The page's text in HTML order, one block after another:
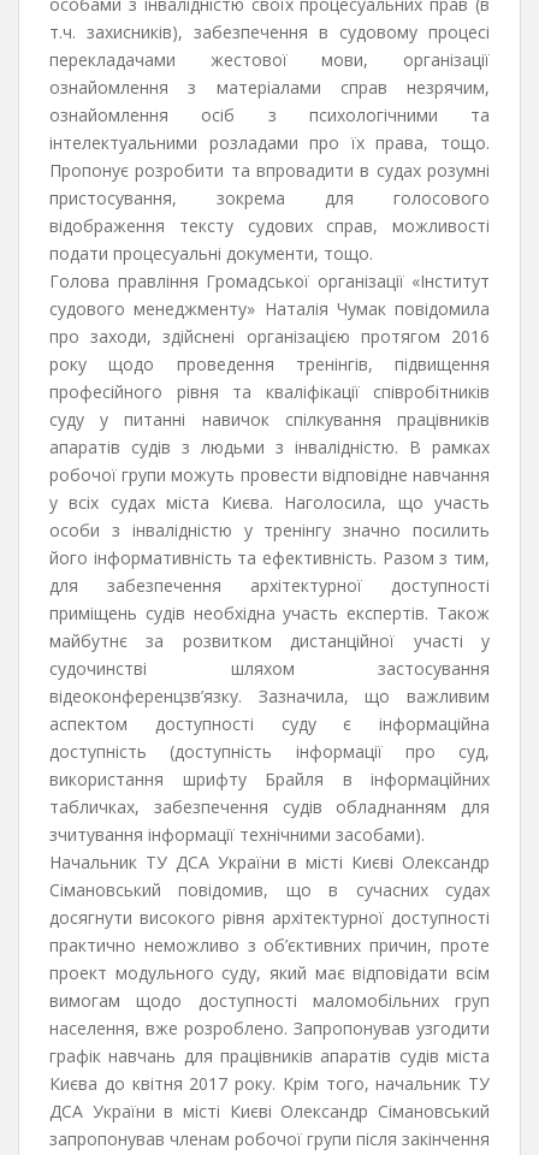
т.ч. захисників), забезпечення в судовому процесі
перекладачами жестової мови, організації
ознайомлення з матеріалами справ незрячим,
ознайомлення осіб з психологічними та
інтелектуальними розладами про їх права, тощо.
Пропонує розробити та впровадити в судах розумні
пристосування, зокрема для голосового
відображення тексту судових справ, можливості
подати процесуальні документи, тощо.
Голова правління Громадської організації «Інститут
судового менеджменту» Наталія Чумак повідомила
про заходи, здійснені організацією протягом 2016
року щодо проведення тренінгів, підвищення
професійного рівня та кваліфікації співробітників
суду у питанні навичок спілкування працівників
апаратів судів з людьми з інвалідністю. В рамках
робочої групи можуть провести відповідне навчання
у всіх судах міста Києва. Наголосила, що участь
особи з інвалідністю у тренінгу значно посилить
його інформативність та ефективність. Разом з тим,
для забезпечення архітектурної доступності
приміщень судів необхідна участь експертів. Також
майбутнє за розвитком дистанційної участі у
судочинстві шляхом застосування
відеоконференцзв’язку. Зазначила, що важливим
аспектом доступності суду є інформаційна
доступність (доступність інформації про суд,
використання шрифту Брайля в інформаційних
табличках, забезпечення судів обладнанням для
зчитування інформації технічними засобами).
Начальник ТУ ДСА України в місті Києві Олександр
Сімановський повідомив, що в сучасних судах
досягнути високого рівня архітектурної доступності
практично неможливо з об’єктивних причин, проте
проект модульного суду, який має відповідати всім
вимогам щодо доступності маломобільних груп
населення, вже розроблено. Запропонував узгодити
графік навчань для працівників апаратів судів міста
Києва до квітня 2017 року. Крім того, начальник ТУ
ДСА України в місті Києві Олександр Сімановський
запропонував членам робочої групи після закінчення